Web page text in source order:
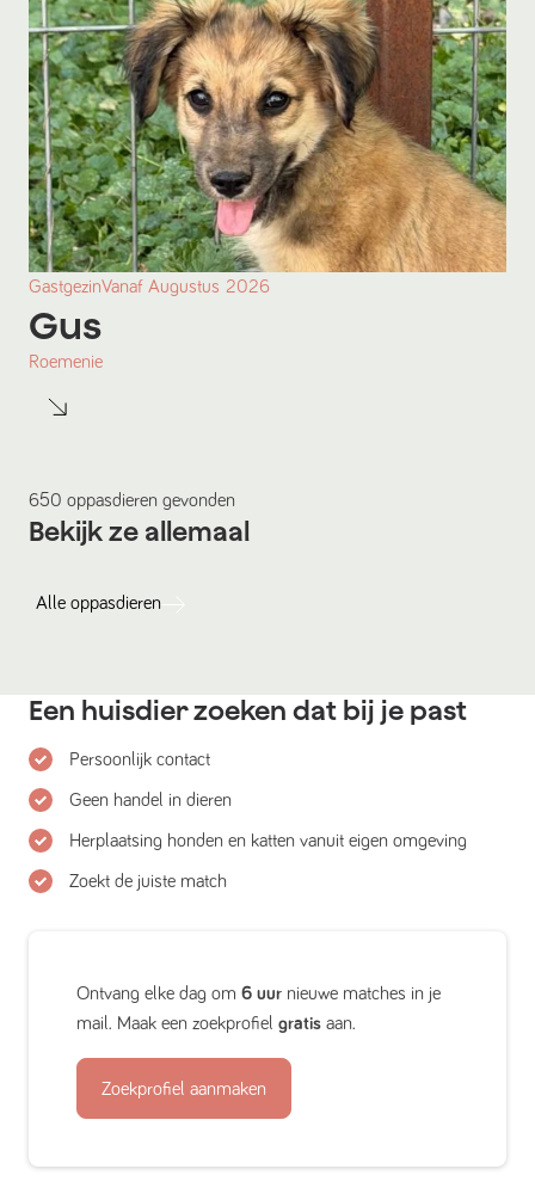
GastgezinVanaf Augustus 2026
Gus
Roemenie
650 oppasdieren gevonden
Bekijk ze allemaal
Alle oppasdieren
Een huisdier zoeken dat bij je past
Persoonlijk contact
Geen handel in dieren
Herplaatsing honden en katten vanuit eigen omgeving
Zoekt de juiste match
Ontvang elke dag om 6 uur nieuwe matches in je
mail. Maak een zoekprofiel gratis aan.
Zoekprofiel aanmaken